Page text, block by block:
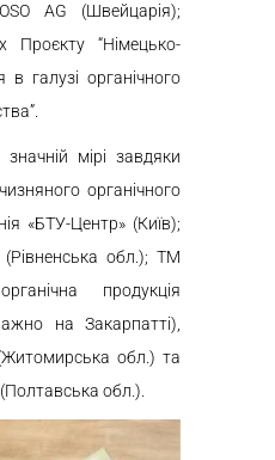
AG (Швейцарія);
Проєкту “Німецько-
в галузі органічного
мірі завдяки
органічного
«БТУ-Центр» (Київ);
обл.); ТМ
продукція
на Закарпатті),
обл.) та
обл.).